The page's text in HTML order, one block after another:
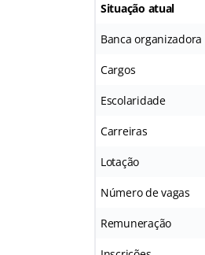
Situação atual
Banca organizadora
Cargos
Escolaridade
Carreiras
Lotação
Número de vagas
Remuneração